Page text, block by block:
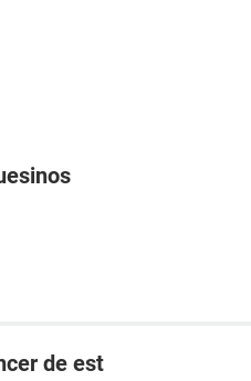
de est